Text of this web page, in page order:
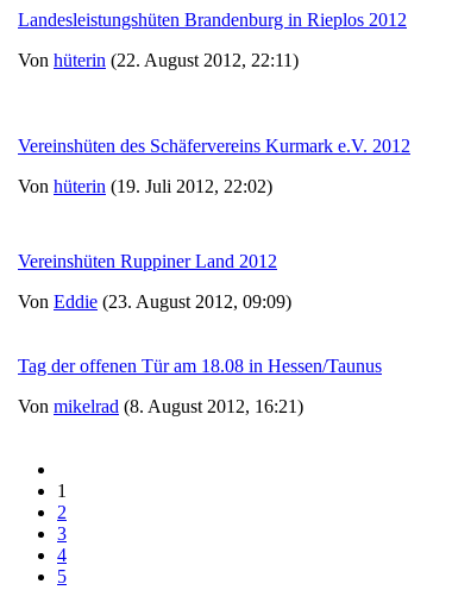
Landesleistungshüten Brandenburg in Rieplos 2012
Von hüterin (22. August 2012, 22:11)
Vereinshüten des Schäfervereins Kurmark e.V. 2012
Von hüterin (19. Juli 2012, 22:02)
Vereinshüten Ruppiner Land 2012
Von Eddie (23. August 2012, 09:09)
Tag der offenen Tür am 18.08 in Hessen/Taunus
Von mikelrad (8. August 2012, 16:21)
1
2
3
4
5